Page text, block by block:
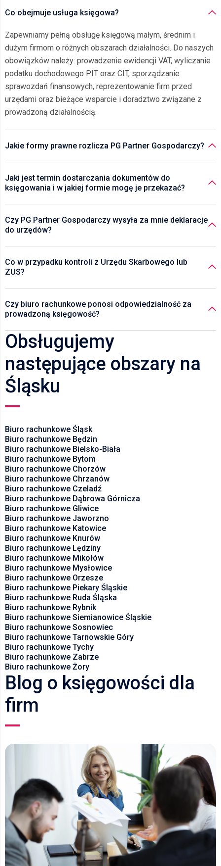
Co obejmuje usługa księgowa?
Zapewniamy pełną obsługę księgową małym, średnim i
dużym firmom o różnych obszarach działalności. Do naszych
obowiązków należy: prowadzenie ewidencji VAT, wyliczanie
podatku dochodowego PIT oraz CIT, sporządzanie
sprawozdań finansowych, reprezentowanie firm przed
urzędami oraz bieżące wsparcie i doradztwo związane z
prowadzoną działalnością.
Jakie formy prawne rozlicza PG Partner Gospodarczy?
Jaki jest termin dostarczania dokumentów do
księgowania i w jakiej formie mogę je przekazać?
Czy PG Partner Gospodarczy wysyła za mnie deklaracje
do urzędów?
Co w przypadku kontroli z Urzędu Skarbowego lub
ZUS?
Czy biuro rachunkowe ponosi odpowiedzialność za
prowadzoną księgowość?
Obsługujemy
następujące obszary na
Śląsku
Biuro rachunkowe Śląsk
Biuro rachunkowe Będzin
Biuro rachunkowe Bielsko-Biała
Biuro rachunkowe Bytom
Biuro rachunkowe Chorzów
Biuro rachunkowe Chrzanów
Biuro rachunkowe Czeladź
Biuro rachunkowe Dąbrowa Górnicza
Biuro rachunkowe Gliwice
Biuro rachunkowe Jaworzno
Biuro rachunkowe Katowice
Biuro rachunkowe Knurów
Biuro rachunkowe Lędziny
Biuro rachunkowe Mikołów
Biuro rachunkowe Mysłowice
Biuro rachunkowe Orzesze
Biuro rachunkowe Piekary Śląskie
Biuro rachunkowe Ruda Śląska
Biuro rachunkowe Rybnik
Biuro rachunkowe Siemianowice Śląskie
Biuro rachunkowe Sosnowiec
Biuro rachunkowe Tarnowskie Góry
Biuro rachunkowe Tychy
Biuro rachunkowe Zabrze
Biuro rachunkowe Żory
Blog o księgowości dla
firm